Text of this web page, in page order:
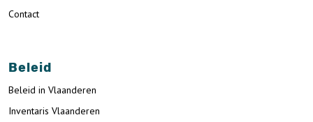
Contact
Beleid
Beleid in Vlaanderen
Inventaris Vlaanderen